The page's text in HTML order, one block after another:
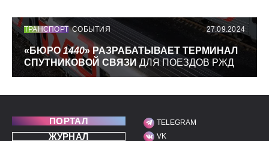
ТРАНСПОРТ СОБЫТИЯ 27.09.2024
«БЮРО1440» РАЗРАБАТЫВАЕТ ТЕРМИНАЛ
СПУТНИКОВОЙ СВЯЗИ ДЛЯ ПОЕЗДОВ РЖД
ПОРТАЛ
ЖУРНАЛ
МЫ В СОЦИАЛЬНЫХ
TELEGRAM
VK